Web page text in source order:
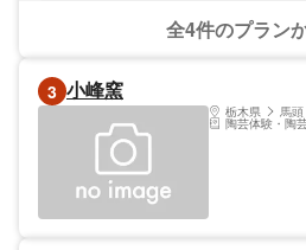
りません。汚
い。 益子焼でつくった器を食卓で使ってみ
全4件のプラン
3 小峰窯
栃木県 馬
陶芸体験・陶